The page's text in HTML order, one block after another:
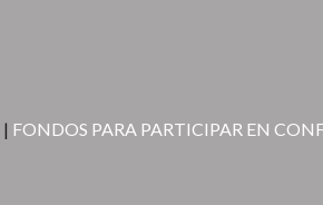
| FONDOS PARA PARTICIPAR EN